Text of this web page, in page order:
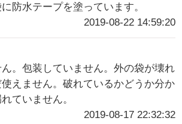
防水テープを塗っています。
2019-08-22 14:59:20
。包装していません。外の袋が壊れ
えません。破れているかどうか分か
ていません。
2019-08-17 22:32:32